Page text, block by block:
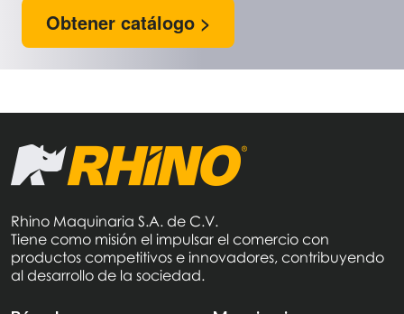
Obtener catálogo >
Rhino Maquinaria S.A. de C.V.
Tiene como misión el impulsar el comercio con
productos competitivos e innovadores, contribuyendo
al desarrollo de la sociedad.